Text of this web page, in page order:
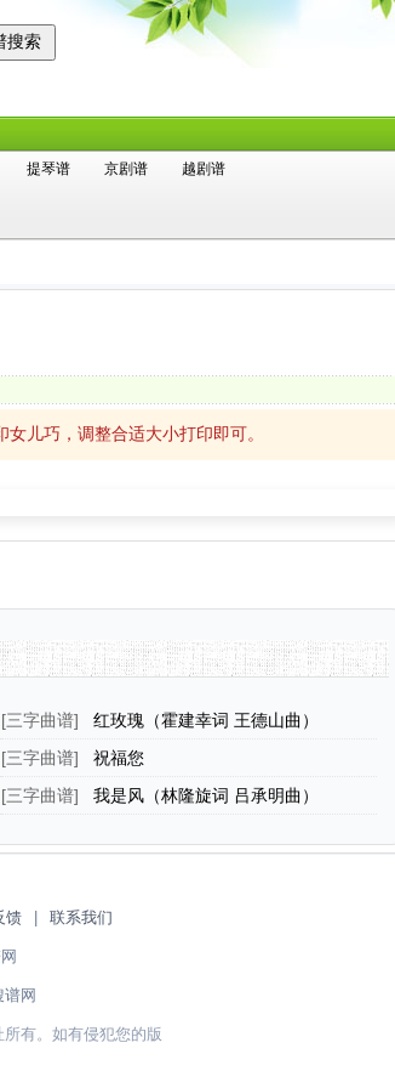
提琴谱 京剧谱
越剧谱
儿巧，调整合适大小打印即可。
[三字曲谱]
红玫瑰（霍建幸词 王德山曲）
[三字曲谱]
祝福您
[三字曲谱] 我是风（林隆旋词 吕承明曲）
馈 联系我们
谱网
有。如有侵犯您的版